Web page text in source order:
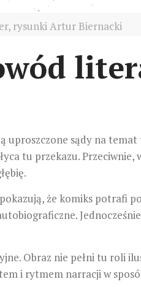
rysunki Artur Biernacki
uproszczone sądy na
tu przekazu. Przeciwnie,
że komiks potrafi
Obraz nie pełni tu roli
i rytmem narracji w